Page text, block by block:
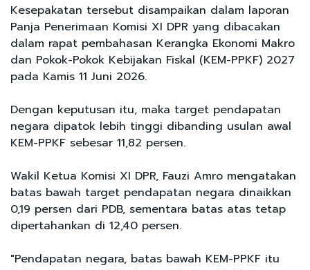
Kesepakatan tersebut disampaikan dalam laporan
Panja Penerimaan Komisi XI DPR yang dibacakan
dalam rapat pembahasan Kerangka Ekonomi Makro
dan Pokok-Pokok Kebijakan Fiskal (KEM-PPKF) 2027
pada Kamis 11 Juni 2026.
Dengan keputusan itu, maka target pendapatan
negara dipatok lebih tinggi dibanding usulan awal
KEM-PPKF sebesar 11,82 persen.
Wakil Ketua Komisi XI DPR, Fauzi Amro mengatakan
batas bawah target pendapatan negara dinaikkan
0,19 persen dari PDB, sementara batas atas tetap
dipertahankan di 12,40 persen.
"Pendapatan negara, batas bawah KEM-PPKF itu